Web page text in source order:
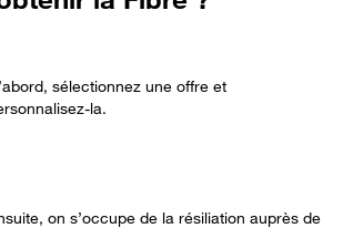
sélectionnez une offre et
la.
on s’occupe de la résiliation auprès de